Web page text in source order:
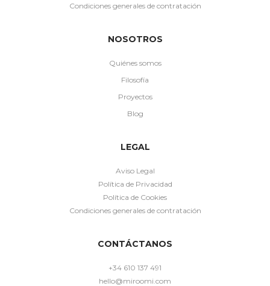
Condiciones generales de contratación
NOSOTROS
Quiénes somos
Filosofía
Proyectos
Blog
LEGAL
Aviso Legal
Política de Privacidad
Política de Cookies
Condiciones generales de contratación
CONTÁCTANOS
+34 610 137 491
hello@miroomi.com